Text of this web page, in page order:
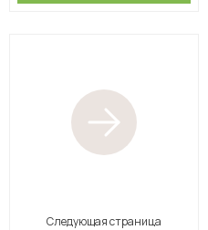
Следующая страница